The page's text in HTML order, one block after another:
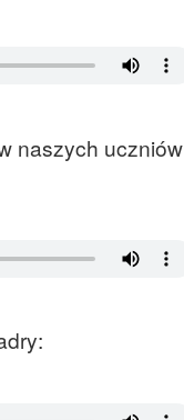
naszych uczniów